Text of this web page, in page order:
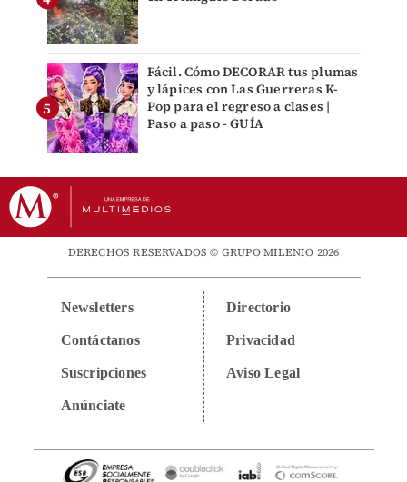
Fácil. Cómo DECORAR tus plumas
y lápices con Las Guerreras K-
Pop para el regreso a clases |
Paso a paso - GUÍA
DERECHOS RESERVADOS © GRUPO MILENIO 2026
Newsletters
Contáctanos
Suscripciones
Anúnciate
Directorio
Privacidad
Aviso Legal